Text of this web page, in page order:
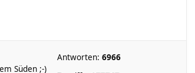
Süden ;-)
Antworten: 6966